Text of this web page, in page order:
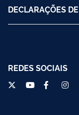
DECLARAÇÕES
REDES SOCIAIS